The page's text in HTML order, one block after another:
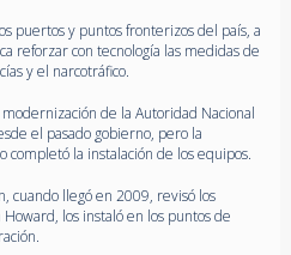
puertos y puntos fronterizos del país, a
reforzar con tecnología las medidas de
y el narcotráfico.
de la Autoridad Nacional
el pasado gobierno, pero la
la instalación de los equipos.
cuando llegó en 2009, revisó los
los instaló en los puntos de